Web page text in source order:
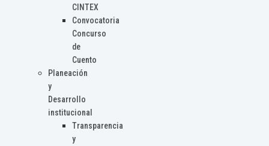
CINTEX
Convocatoria
Concurso
de
Cuento
Planeación
y
Desarrollo
institucional
Transparencia
y